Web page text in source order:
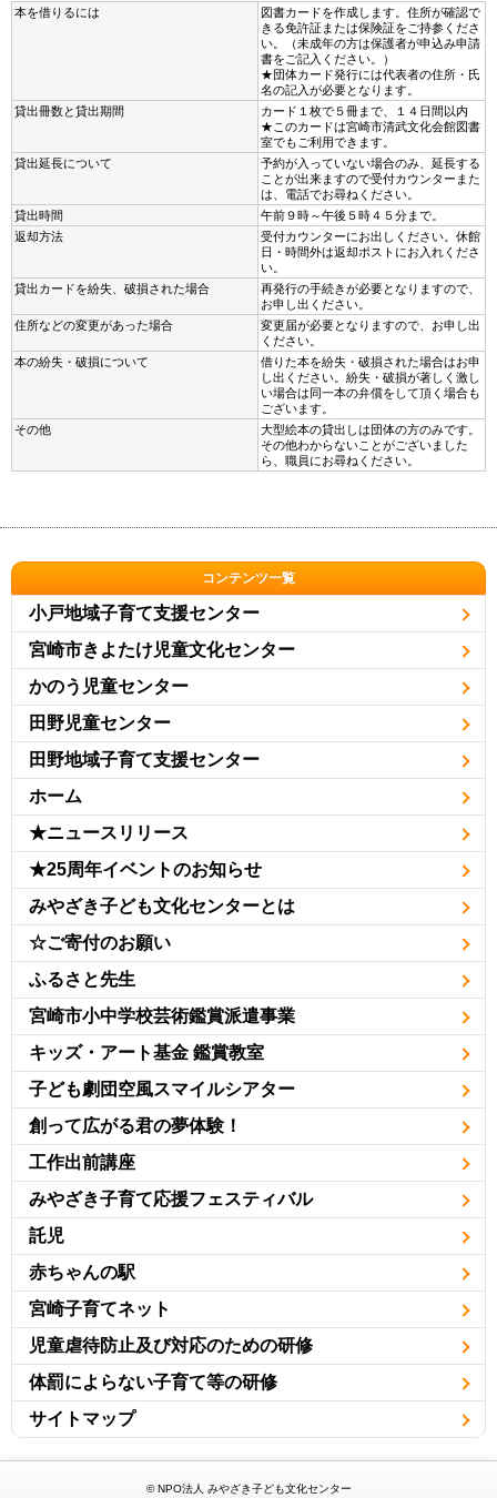
本を借りるには
図書カードを作成します。住所が確認で
きる免許証または保険証をご持参くださ
い。（未成年の方は保護者が申込み申請
書をご記入ください。）
★団体カード発行には代表者の住所・氏
名の記入が必要となります。
貸出冊数と貸出期間
カード１枚で５冊まで、１４日間以内
★このカードは宮崎市清武文化会館図書
室でもご利用できます。
貸出延長について
予約が入っていない場合のみ、延長する
ことが出来ますので受付カウンターまた
は、電話でお尋ねください。
貸出時間
午前９時～午後５時４５分まで。
返却方法
受付カウンターにお出しください。休館
日・時間外は返却ポストにお入れくださ
い。
貸出カードを紛失、破損された場合
再発行の手続きが必要となりますので、
お申し出ください。
住所などの変更があった場合
変更届が必要となりますので、お申し出
ください。
本の紛失・破損について
借りた本を紛失・破損された場合はお申
し出ください。紛失・破損が著しく激し
い場合は同一本の弁償をして頂く場合も
ございます。
その他
大型絵本の貸出しは団体の方のみです。
その他わからないことがございました
ら、職員にお尋ねください。
コンテンツ一覧
小戸地域子育て支援センター
宮崎市きよたけ児童文化センター
かのう児童センター
田野児童センター
田野地域子育て支援センター
ホーム
★ニュースリリース
★25周年イベントのお知らせ
みやざき子ども文化センターとは
☆ご寄付のお願い
ふるさと先生
宮崎市小中学校芸術鑑賞派遣事業
キッズ・アート基金 鑑賞教室
子ども劇団空風スマイルシアター
創って広がる君の夢体験！
工作出前講座
みやざき子育て応援フェスティバル
託児
赤ちゃんの駅
宮崎子育てネット
児童虐待防止及び対応のための研修
体罰によらない子育て等の研修
サイトマップ
© NPO法人 みやざき子ども文化センター